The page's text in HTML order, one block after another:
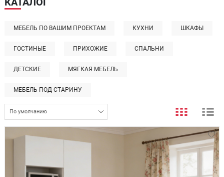
КАТАЛОГ
МЕБЕЛЬ ПО ВАШИМ ПРОЕКТАМ КУХНИ ШКАФЫ
ГОСТИНЫЕ ПРИХОЖИЕ СПАЛЬНИ
ДЕТСКИЕ МЯГКАЯ МЕБЕЛЬ
МЕБЕЛЬ ПОД СТАРИНУ
По умолчанию